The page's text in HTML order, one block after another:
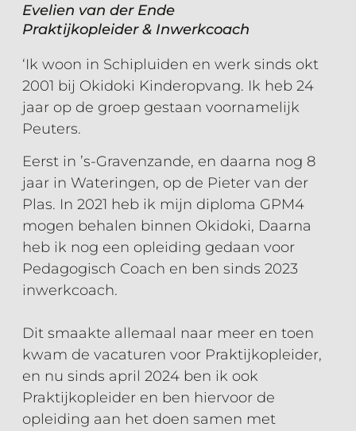
Evelien van der Ende
Praktijkopleider & Inwerkcoach
‘Ik woon in Schipluiden en werk sinds okt
2001 bij Okidoki Kinderopvang. Ik heb 24
jaar op de groep gestaan voornamelijk
Peuters.
Eerst in ’s-Gravenzande, en daarna nog 8
jaar in Wateringen, op de Pieter van der
Plas. In 2021 heb ik mijn diploma GPM4
mogen behalen binnen Okidoki, Daarna
heb ik nog een opleiding gedaan voor
Pedagogisch Coach en ben sinds 2023
inwerkcoach.
Dit smaakte allemaal naar meer en toen
kwam de vacaturen voor Praktijkopleider,
en nu sinds april 2024 ben ik ook
Praktijkopleider en ben hiervoor de
opleiding aan het doen samen met